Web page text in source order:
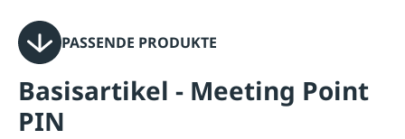
PASSENDE PRODUKTE
Basisartikel - Meeting Point
PIN